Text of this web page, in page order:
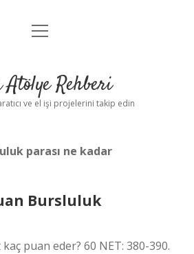
Anasayfa
Yasal Uyarı
menüyü
Rehberi
ve el işi projelerini takip edin
parası ne kadar
Bursluluk
puan eder? 60 NET: 380-390.